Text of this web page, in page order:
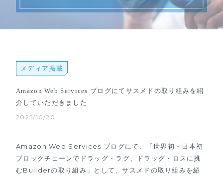
メディア掲載
Amazon Web Services ブログにてサスメドの取り組みを紹
介していただきました
2025/10/20
Amazon Web Services ブログにて、「世界初・日本初
ブロックチェーンでドラッグ・ラグ、ドラッグ・ロスに挑
むBuilderの取り組み」として、サスメドの取り組みを紹